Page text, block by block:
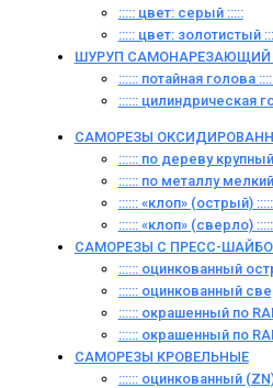
::::: цвет: серый :::::
::::: цвет: золотистый
ШУРУП САМОНАРЕЗАЮЩИЙ
:::::: потайная голова
:::::: цилиндрическая
САМОРЕЗЫ
:::::: по дереву
:::::: по металлу
:::::: «клоп» (острый)
:::::: «клоп» (сверло)
САМОРЕЗЫ С ПРЕСС-
:::::: оцинкованный
:::::: оцинкованный
:::::: окрашенный по
:::::: окрашенный по
САМОРЕЗЫ КРОВЕЛЬНЫЕ
:::::: оцинкованный